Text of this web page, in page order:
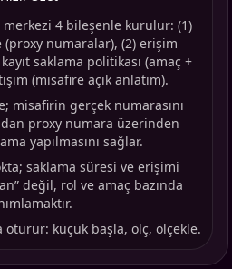
merkezi 4 bileşenle kurulur: (1)
numaralar), (2) erişim
saklama politikası (amaç +
(misafire açık anlatım).
misafirin gerçek numarasını
proxy numara üzerinden
yapılmasını sağlar.
saklama süresi ve erişimi
değil, rol ve amaç bazında
küçük başla, ölç, ölçekle.